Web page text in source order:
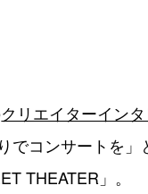
クリエイターイン
でコンサートを
THEATER」。